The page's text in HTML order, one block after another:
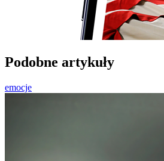
Podobne artykuły
emocje